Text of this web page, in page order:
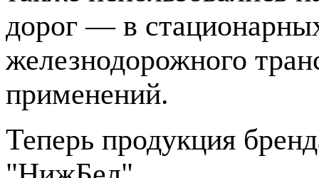
дорог — в
железнодорожного
применений.
Теперь продукция